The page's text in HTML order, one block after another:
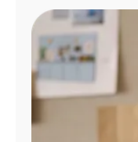
Administrar
cuenta
Encuentra
tienda